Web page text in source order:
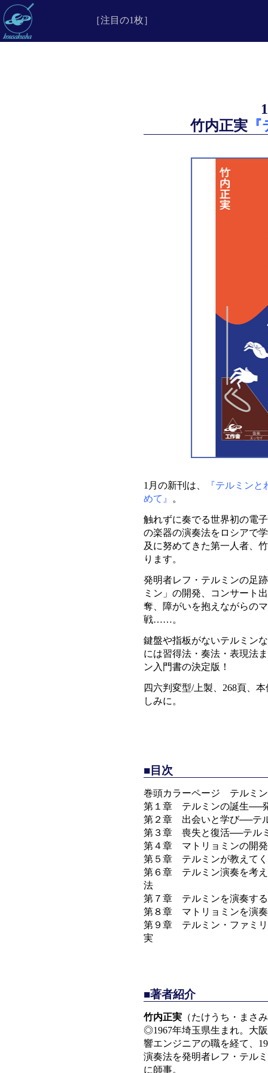
［注目の1枚］
竹内正実
1月の新刊は、
『テルミン
めて』 。
触れずに奏でる世界初の電
の楽器の演奏法をロシアで
及に努めてきた第一人者、
ります。
発明者レフ・テルミンの足
ミン」の開発、コンサート
奪、障がいを抱えながらの
戦……。
鍵盤や指板がないテルミン
には習得法・奏法・表現法
ン入門書の決定版！
四六判変型/上製、268頁、
しみに。
■目次
巻頭カラーページ テルミ
第１章 テルミンの誕生──
第２章 出会いと学び──テ
第３章 喪失と復活──テル
第４章 マトリョミンの開
第５章 テルミンが教えて
第６章 テルミン演奏を考
法
第７章 テルミンを演奏す
第８章 マトリョミンを演
第９章 テルミン・ファミ
実
■著者紹介
竹内正実 （たけうち・まさ
◎1967年埼玉県生まれ。大
響エンジニアの職を経て、
演奏法を発明者レフ・テル
に師事。